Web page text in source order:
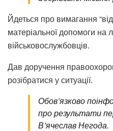
Йдеться про вимагання
матеріальної допомоги на
військовослужбовців.
Дав доручення
розібратися у ситуації.
Обов’язково
про результати
В’ячеслав Негода.